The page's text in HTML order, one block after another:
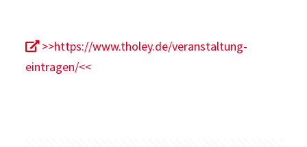
>>https://www.tholey.de/veranstaltung-
eintragen/<<